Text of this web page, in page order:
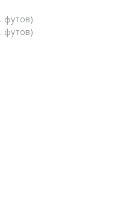
футов)
футов)